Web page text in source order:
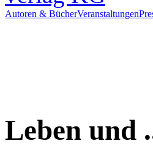
Autoren & BücherVeranstaltungen
Leben und